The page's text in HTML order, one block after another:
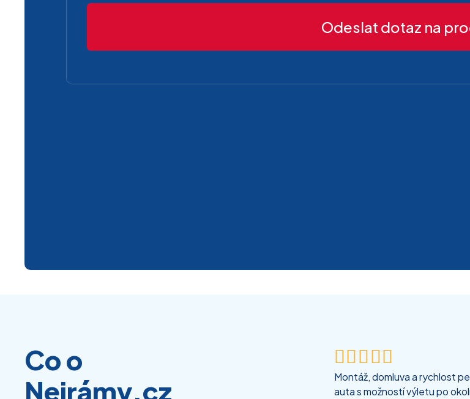
Odeslat dotaz na
Co o
Nejrámy.cz

Montáž, domluva a rychlost
auta s možností výletu po